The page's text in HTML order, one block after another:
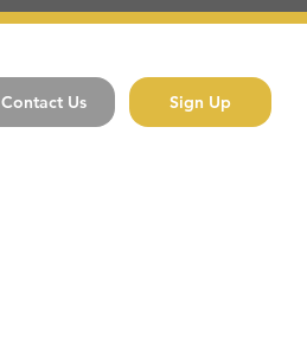
Contact Us Sign Up